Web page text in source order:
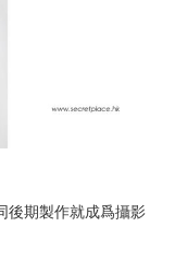
後期製作就成爲攝影